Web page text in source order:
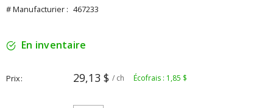
# Manufacturier : 467233
En inventaire
Prix 29,13 $ / ch Écofrais : 1,85 $